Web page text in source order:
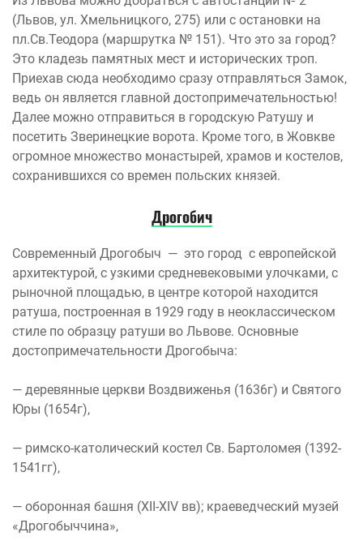
(Львов, ул. Хмельницкого, 275) или с остановки на
пл.Св.Теодора (маршрутка № 151). Что это за город?
Это кладезь памятных мест и исторических троп.
Приехав сюда необходимо сразу отправляться Замок,
ведь он является главной достопримечательностью!
Далее можно отправиться в городскую Ратушу и
посетить Зверинецкие ворота. Кроме того, в Жовкве
огромное множество монастырей, храмов и костелов,
сохранившихся со времен польских князей.
Дрогобич
Современный Дрогобыч — это город с европейской
архитектурой, с узкими средневековыми улочками, с
рыночной площадью, в центре которой находится
ратуша, построенная в 1929 году в неоклассическом
стиле по образцу ратуши во Львове. Основные
достопримечательности Дрогобыча:
— деревянные церкви Воздвиженья (1636г) и Святого
Юры (1654г),
— римско-католический костел Св. Бартоломея (1392-
1541гг),
— оборонная башня (XII-XIV вв); краеведческий музей
«Дрогобыччина»,